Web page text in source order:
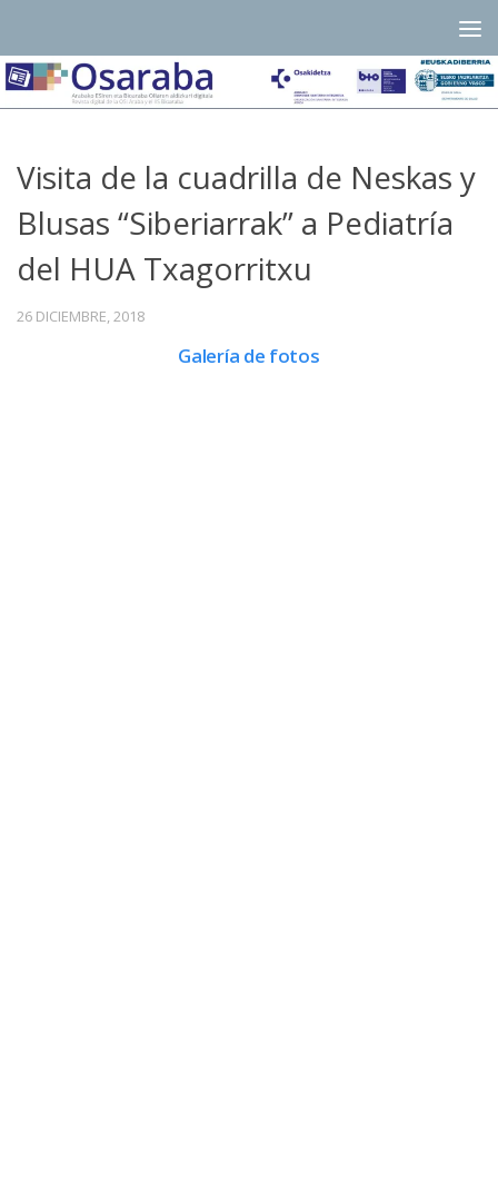
Visita de la cuadrilla de Neskas y
Blusas “Siberiarrak” a Pediatría
del HUA Txagorritxu
26 DICIEMBRE, 2018
Galería de fotos